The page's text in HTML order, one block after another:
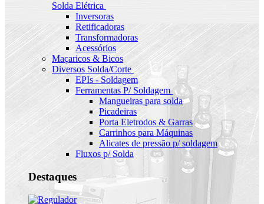
Solda Elétrica
Inversoras
Retificadoras
Transformadoras
Acessórios
Maçaricos & Bicos
Diversos Solda/Corte
EPIs - Soldagem
Ferramentas P/ Soldagem
Mangueiras para solda
Picadeiras
Porta Eletrodos & Garras
Carrinhos para Máquinas
Alicates de pressão p/ soldagem
Fluxos p/ Solda
Destaques